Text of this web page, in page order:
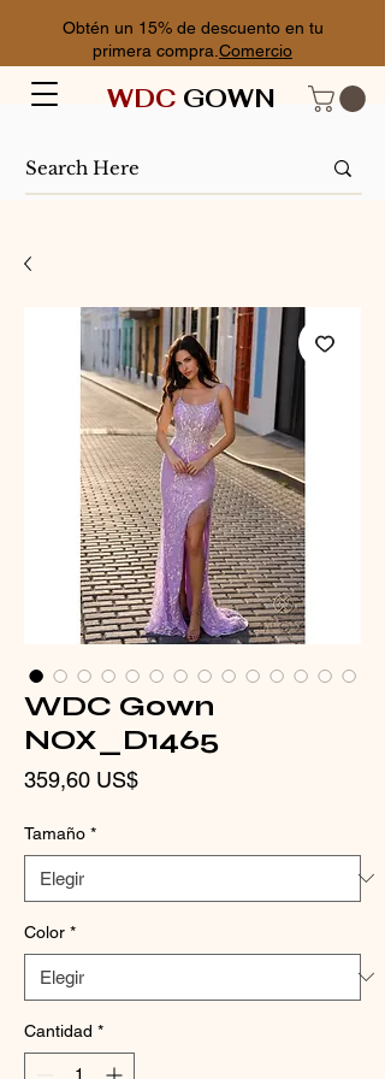
Obtén un 15% de descuento en tu
primera compra. Comercio
WDC GOWN
WDC Gown
NOX_D1465
359,60 US$Precio
Tamaño *
Color *
Cantidad *